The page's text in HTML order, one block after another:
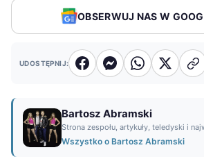
OBSERWUJ NAS W
UDOSTĘPNIJ:
Bartosz Abramski
Strona zespołu, artykuły, teledyski i
Wszystko o Bartosz Abramski